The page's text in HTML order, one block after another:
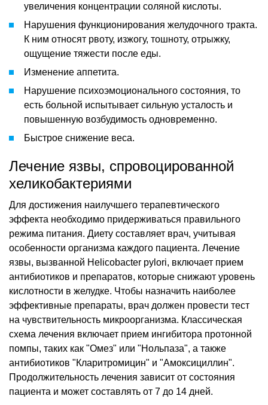
увеличения концентрации соляной кислоты.
Нарушения функционирования желудочного тракта.
К ним относят рвоту, изжогу, тошноту, отрыжку,
ощущение тяжести после еды.
Изменение аппетита.
Нарушение психоэмоционального состояния, то
есть больной испытывает сильную усталость и
повышенную возбудимость одновременно.
Быстрое снижение веса.
Лечение язвы, спровоцированной
хеликобактериями
Для достижения наилучшего терапевтического
эффекта необходимо придерживаться правильного
режима питания. Диету составляет врач, учитывая
особенности организма каждого пациента. Лечение
язвы, вызванной Helicobacter pylori, включает прием
антибиотиков и препаратов, которые снижают уровень
кислотности в желудке. Чтобы назначить наиболее
эффективные препараты, врач должен провести тест
на чувствительность микроорганизма. Классическая
схема лечения включает прием ингибитора протонной
помпы, таких как "Омез" или "Нольпаза", а также
антибиотиков "Кларитромицин" и "Амоксициллин".
Продолжительность лечения зависит от состояния
пациента и может составлять от 7 до 14 дней.